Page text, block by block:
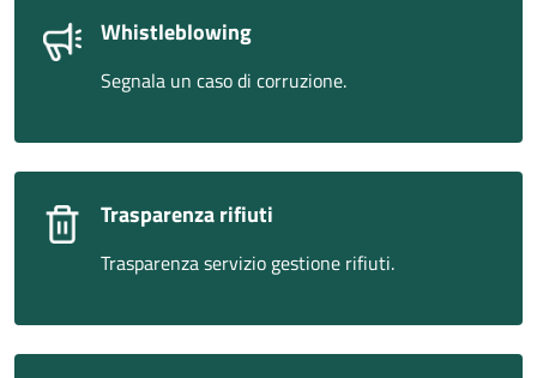
Whistleblowing
Segnala un caso di corruzione.
Trasparenza rifiuti
Trasparenza servizio gestione rifiuti.